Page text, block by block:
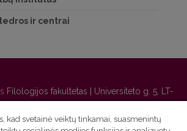
ir centrai
Filologijos fakultetas | Universiteto g. 5, LT-
ir tvarkaraščio klausimai) tel. (0 5) 268
kad svetainė veiktų tinkamai, suasmenintų